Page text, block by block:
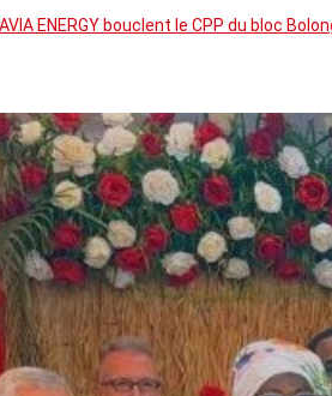
ENERGY bouclent le CPP du bloc